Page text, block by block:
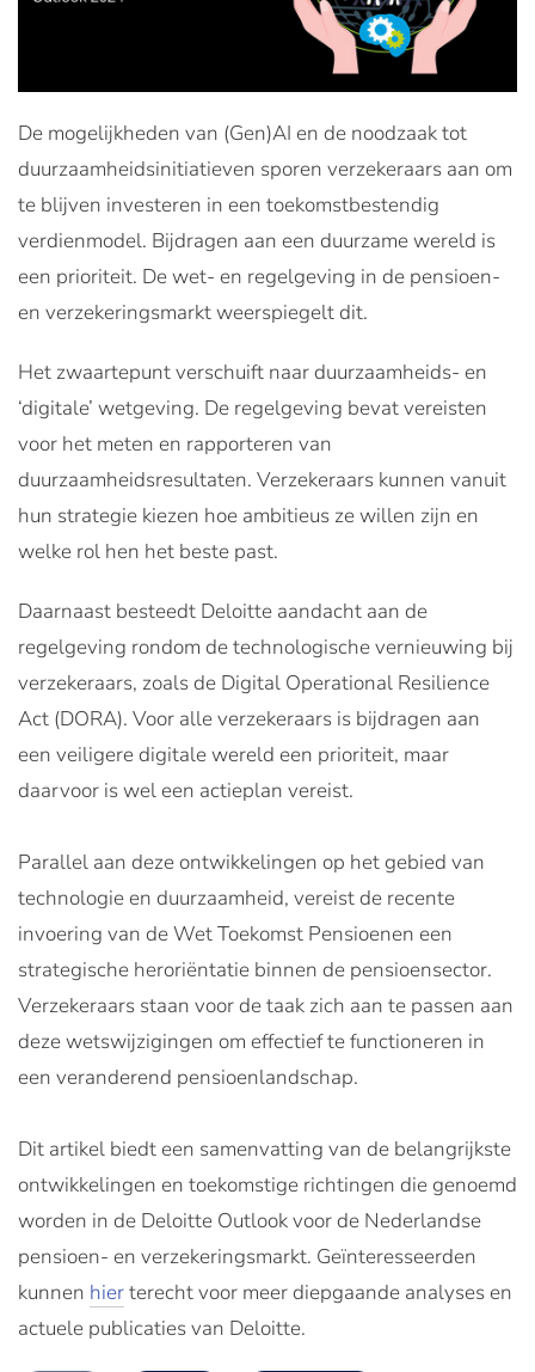
De mogelijkheden van (Gen)AI en de noodzaak tot
duurzaamheidsinitiatieven sporen verzekeraars aan om
te blijven investeren in een toekomstbestendig
verdienmodel. Bijdragen aan een duurzame wereld is
een prioriteit. De wet- en regelgeving in de pensioen-
en verzekeringsmarkt weerspiegelt dit.
Het zwaartepunt verschuift naar duurzaamheids- en
‘digitale’ wetgeving. De regelgeving bevat vereisten
voor het meten en rapporteren van
duurzaamheidsresultaten. Verzekeraars kunnen vanuit
hun strategie kiezen hoe ambitieus ze willen zijn en
welke rol hen het beste past.
Daarnaast besteedt Deloitte aandacht aan de
regelgeving rondom de technologische vernieuwing bij
verzekeraars, zoals de Digital Operational Resilience
Act (DORA). Voor alle verzekeraars is bijdragen aan
een veiligere digitale wereld een prioriteit, maar
daarvoor is wel een actieplan vereist.
Parallel aan deze ontwikkelingen op het gebied van
technologie en duurzaamheid, vereist de recente
invoering van de Wet Toekomst Pensioenen een
strategische heroriëntatie binnen de pensioensector.
Verzekeraars staan voor de taak zich aan te passen aan
deze wetswijzigingen om effectief te functioneren in
een veranderend pensioenlandschap.
Dit artikel biedt een samenvatting van de belangrijkste
ontwikkelingen en toekomstige richtingen die genoemd
worden in de Deloitte Outlook voor de Nederlandse
pensioen- en verzekeringsmarkt. Geïnteresseerden
kunnen hierterecht voor meer diepgaande analyses en
actuele publicaties van Deloitte.